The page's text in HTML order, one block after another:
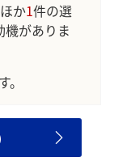
か1件の選
がありま